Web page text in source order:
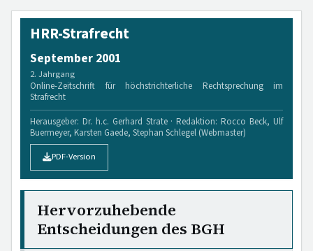
HRR-Strafrecht
September 2001
2. Jahrgang
Online-Zeitschrift für höchstrichterliche Rechtsprechung im
Strafrecht
Herausgeber: Dr. h.c. Gerhard Strate · Redaktion: Rocco Beck, Ulf
Buermeyer, Karsten Gaede, Stephan Schlegel (Webmaster)
PDF-Version
Hervorzuhebende
Entscheidungen des BGH